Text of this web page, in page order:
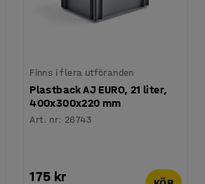
Finns i flera utföranden
Plastback AJ EURO, 21 liter,
400x300x220 mm
Art. nr: 26743
175 kr